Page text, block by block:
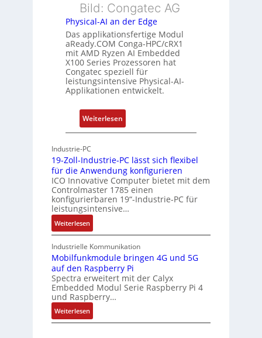
u
n
g
g
h
e
r
c
a
t
-
r
c
t
e
k
t
u
Bild: Congatec AG
Physical-AI an der Edge
Das applikationsfertige Modul
aReady.COM Conga-HPC/cRX1
mit AMD Ryzen AI Embedded
X100 Series Prozessoren hat
Congatec speziell für
leistungsintensive Physical-AI-
Applikationen entwickelt.
Weiterlesen:
P
s
i
c
a
I
a
n
d
E
Industrie-PC
19-Zoll-Industrie-PC lässt sich flexibel
für die Anwendung konfigurieren
ICO Innovative Computer bietet mit dem
Controlmaster 1785 einen
konfigurierbaren 19“-Industrie-PC für
leistungsintensive…
Weiterlesen:
1
9
-
Z
o
l
l
-
I
Industrielle Kommunikation
Mobilfunkmodule bringen 4G und 5G
auf den Raspberry Pi
Spectra erweitert mit der Calyx
Embedded Modul Serie Raspberry Pi 4
und Raspberry…
Weiterlesen:
M